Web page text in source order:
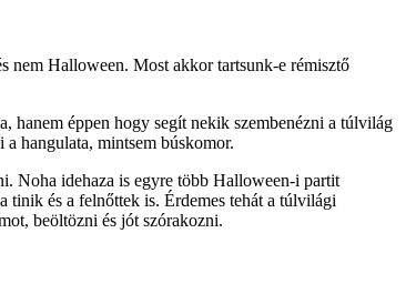
nem Halloween. Most akkor tartsunk-e rémisztő
hanem éppen hogy segít nekik szembenézni a túlvilág
hangulata, mintsem búskomor.
Noha idehaza is egyre több Halloween-i partit
tinik és a felnőttek is. Érdemes tehát a túlvilági
beöltözni és jót szórakozni.